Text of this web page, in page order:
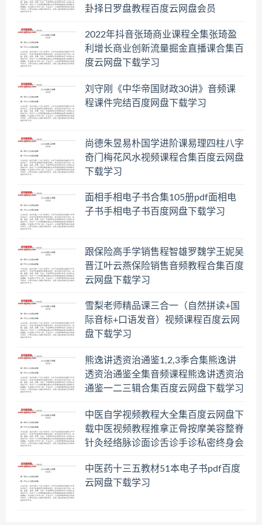
卦择日罗盘教程百度云网盘会员
2022年抖音张琦商业课程全集张琦盈
利增长商业创新流量掘金直播课合集百
度云网盘下载学习
刘守刚《中华帝国财政30讲》音频课
程课件完结百度网盘下载学习
尚德朱昱易朴国学进阶课易理四柱八字
奇门梅花风水视频课程合集百度云网盘
下载学习
面相手相电子书合集105册pdf面相电
子书手相电子书百度网盘下载学习
跟保险高手学销售程智雄罗魏学王妮吴
晋江叶云燕保险销售音频教程合集百度
云网盘下载学习
雪梨老师精品课三合一（自然拼读+国
际音标+口语发音）视频课程百度云网
盘下载学习
熊逸讲透资治通鉴1,2,3季合集熊逸讲
透资治通鉴全集音频课程熊逸讲透资治
通鉴一二三辑合集百度云网盘下载学习
中医自学视频教程大全集百度云网盘下
载中医视频教程推拿正骨按摩美容整脊
针灸经络脉诊面诊舌诊手诊私密终身会
中医药十三五教材51本电子书pdf百度
云网盘下载学习